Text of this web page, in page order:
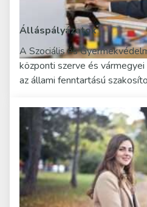
Álláspályázatok
A Szociális és
központi szerve és
az állami fenntartású